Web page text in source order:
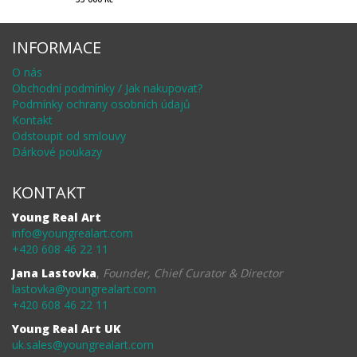
INFORMACE
O nás
Obchodní podmínky / Jak nakupovat?
Podmínky ochrany osobních údajů
Kontakt
Odstoupit od smlouvy
Dárkové poukazy
KONTAKT
Young Real Art
info@youngrealart.com
+420 608 46 22 11
Jana Lastovka, Founder, Chief Curator & Director
lastovka@youngrealart.com
+420 608 46 22 11
Young Real Art UK
uk.sales@youngrealart.com